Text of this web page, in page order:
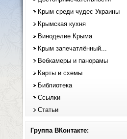
Крым среди чудес Украины
Крымская кухня
Виноделие Крыма
Крым запечатлённый...
Вебкамеры и панорамы
Карты и схемы
Библиотека
Ссылки
Статьи
Группа ВКонтакте: